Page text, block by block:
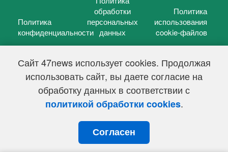
Сайт 47news использует cookies. Продолжая
использовать сайт, вы даете согласие на
обработку данных в соответствии с
политикой обработки cookies.
Согласен
Политика
конфиденциальности
обработки
персональных
данных
Политика
использования
cookie-файлов
47 новостей (47 news)2005 — 2026 г.
Свидетельство о регистрации СМИ Эл № ФС 77-39848, выдано
Федеральной службой по надзору в сфере связи,
информационных технологий и массовых коммуникаций